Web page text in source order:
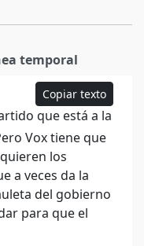
temporal
Copiar texto
que está a la
Vox tiene que
los
a veces da la
del gobierno
para que el